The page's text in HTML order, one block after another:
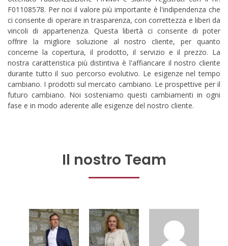
F01108578. Per noi il valore più importante è l'indipendenza che
ci consente di operare in trasparenza, con correttezza e liberi da
vincoli di appartenenza. Questa libertà ci consente di poter
offrire la migliore soluzione al nostro cliente, per quanto
concerne la copertura, il prodotto, il servizio e il prezzo. La
nostra caratteristica più distintiva è l'affiancare il nostro cliente
durante tutto il suo percorso evolutivo. Le esigenze nel tempo
cambiano. I prodotti sul mercato cambiano. Le prospettive per il
futuro cambiano. Noi sosteniamo questi cambiamenti in ogni
fase e in modo aderente alle esigenze del nostro cliente.
Il nostro Team